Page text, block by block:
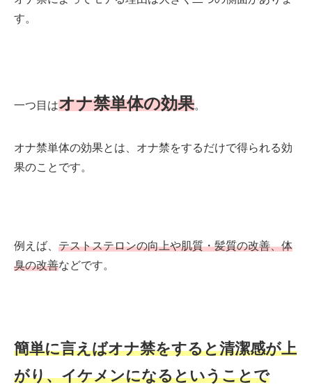
す。
一つ目はオナ禁単体の効果。
オナ禁単体の効果とは、オナ禁をするだけで得られる効
果のことです。
例えば、 テストステロンの向上や肌質・髪質の改善、体
臭の改善などです。
簡単に言えばオナ禁をすると清潔感が上
がり、イケメンになるということで